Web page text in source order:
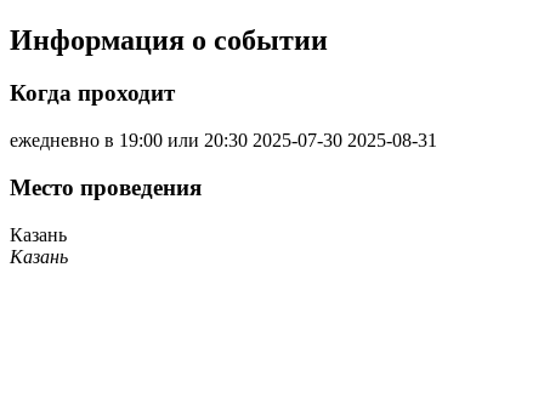
Информация о событии
Когда проходит
ежедневно в 19:00 или 20:30 2025-07-30 2025-08-31
Место проведения
Казань
Казань